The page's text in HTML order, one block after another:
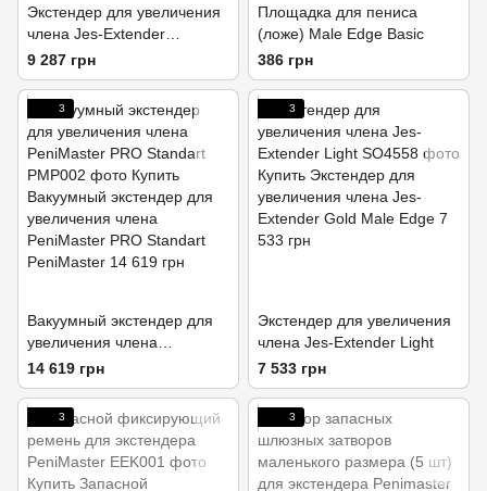
Экстендер для увеличения
члена Jes-Extender
Titanium, ремешковый,
алюминиевый кейс
9 287 грн
Площадка для пениса
(ложе) Male Edge Basic
386 грн
3
Вакуумный экстендер для
увеличения члена
PeniMaster PRO Standart
14 619 грн
3
Экстендер для увеличения
члена Jes-Extender Light
7 533 грн
3 3